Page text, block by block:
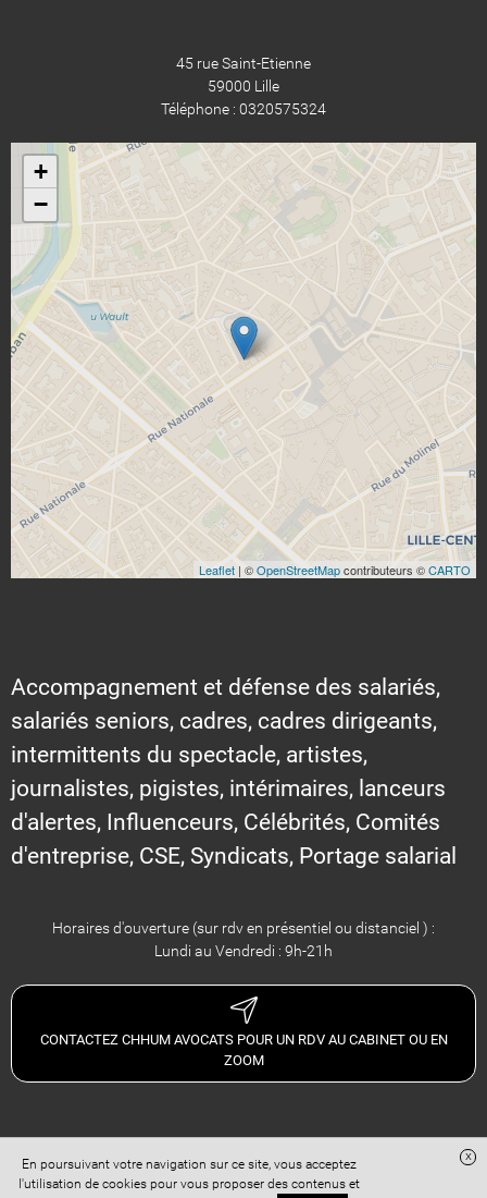
45 rue Saint-Etienne
59000 Lille
Téléphone : 0320575324
+
−
Leaflet | ©OpenStreetMapcontributeurs ©CARTO
Accompagnement et défense des salariés,
salariés seniors, cadres, cadres dirigeants,
intermittents du spectacle, artistes,
journalistes, pigistes, intérimaires, lanceurs
d'alertes, Influenceurs, Célébrités, Comités
d'entreprise, CSE, Syndicats, Portage salarial
Horaires d'ouverture (sur rdv en présentiel ou distanciel ) :
Lundi au Vendredi : 9h-21h
CONTACTEZ CHHUM AVOCATS POUR UN RDV AU CABINET OU EN
ZOOM
Site réalisé avecDigital Avocat
Accès administration
Confidentialité Conditions Générales de Vente
En poursuivant votre navigation sur ce site, vous acceptez
l'utilisation de cookies pour vous proposer des contenus et
x